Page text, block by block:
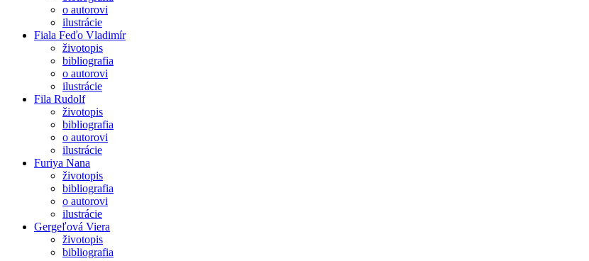
o autorovi
ilustrácie
Fiala Feďo Vladimír
životopis
bibliografia
o autorovi
ilustrácie
Fila Rudolf
životopis
bibliografia
o autorovi
ilustrácie
Furiya Nana
životopis
bibliografia
o autorovi
ilustrácie
Gergeľová Viera
životopis
bibliografia